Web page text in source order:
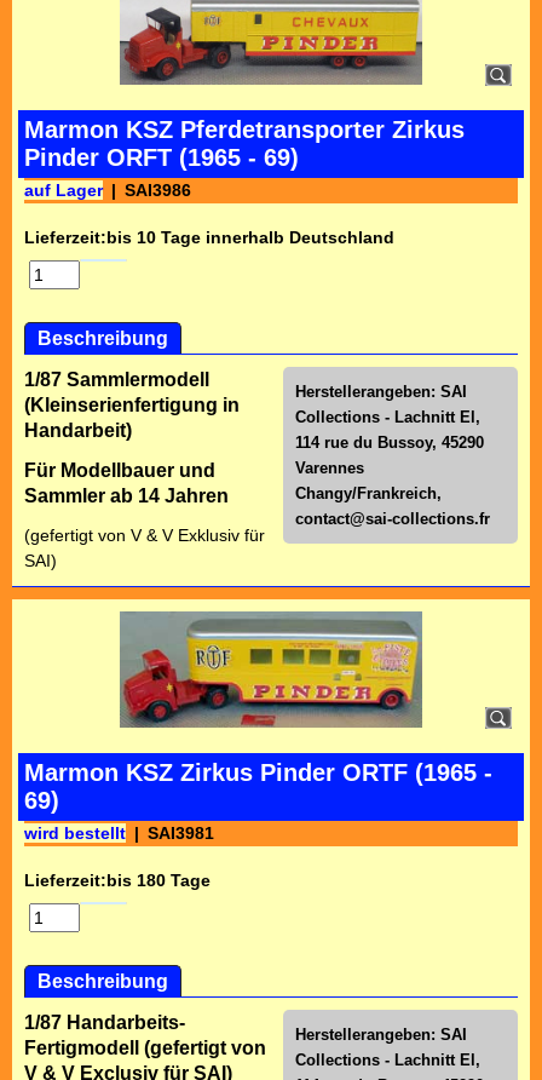
Marmon KSZ Pferdetransporter Zirkus
Pinder ORFT (1965 - 69)
auf Lager SAI3986
Lieferzeit:bis 10 Tage innerhalb Deutschland
Beschreibung
Herstellerangeben: SAI
Collections - Lachnitt El,
114 rue du Bussoy, 45290
Varennes
Changy/Frankreich,
contact@sai-collections.fr
1/87 Sammlermodell
(Kleinserienfertigung in
Handarbeit)
Für Modellbauer und
Sammler ab 14 Jahren
(gefertigt von V & V Exklusiv für
SAI)
Marmon KSZ Zirkus Pinder ORTF (1965 -
69)
wird bestellt SAI3981
Lieferzeit:bis 180 Tage
Beschreibung
Herstellerangeben: SAI
Collections - Lachnitt El,
1/87 Handarbeits-
Fertigmodell (gefertigt von
V & V Exclusiv für SAI)